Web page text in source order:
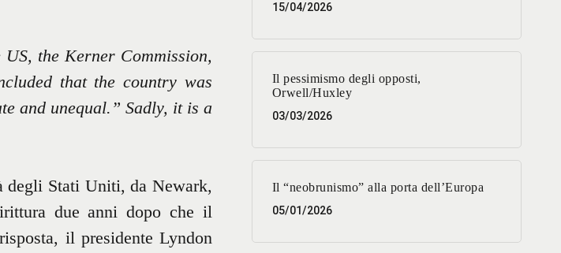
the Kerner Commission,
that the country was
and unequal.”Sadly, it is a
Stati Uniti, da Newark,
due anni dopo che il
il presidente Lyndon
15/04/2026
Il pessimismo degli opposti,
Orwell/Huxley
03/03/2026
Il “neobrunismo” alla porta dell’Europa
05/01/2026